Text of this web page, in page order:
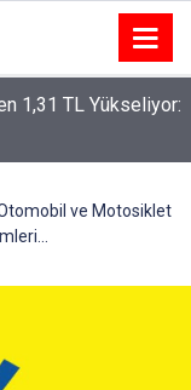
1,31 TL Yükseliyor:
Lakabını Kim
Cevabı Merak
ve Motosiklet